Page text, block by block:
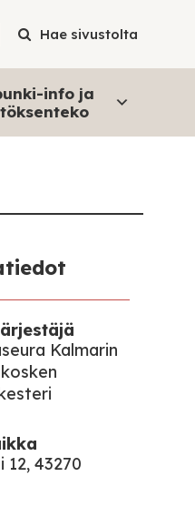
Hae sivustolta
info ja
Kalmarin
43270